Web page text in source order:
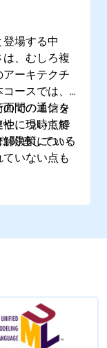
場する中
、むしろ複
ーキテクチ
ースでは、
でのエンタ
について解
関連している
いない点も
2つのシス
体のみなら
間の通信を
、現時点で
決策につい